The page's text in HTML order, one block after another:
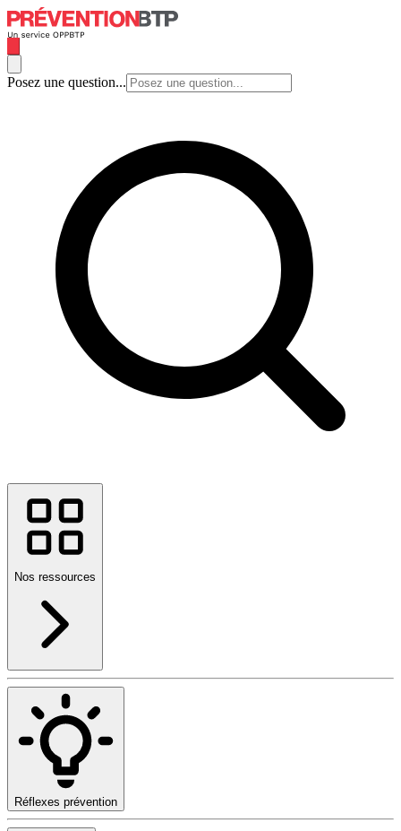
Posez une question...
Nos ressources
Réflexes prévention